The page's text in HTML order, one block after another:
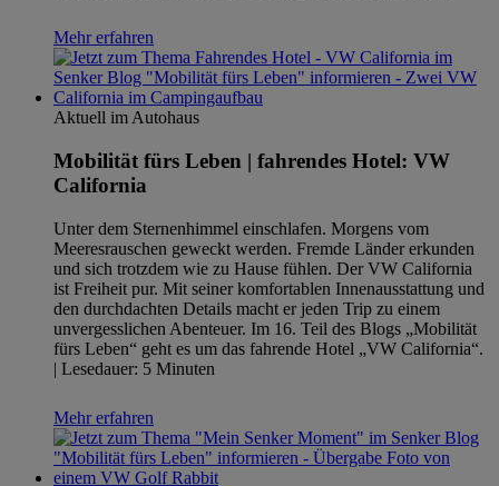
Mehr erfahren
Aktuell im Autohaus
Mobilität fürs Leben | fahrendes Hotel: VW
California
Unter dem Sternenhimmel einschlafen. Morgens vom
Meeresrauschen geweckt werden. Fremde Länder erkunden
und sich trotzdem wie zu Hause fühlen. Der VW California
ist Freiheit pur. Mit seiner komfortablen Innenausstattung und
den durchdachten Details macht er jeden Trip zu einem
unvergesslichen Abenteuer. Im 16. Teil des Blogs „Mobilität
fürs Leben“ geht es um das fahrende Hotel „VW California“.
| Lesedauer: 5 Minuten
Mehr erfahren